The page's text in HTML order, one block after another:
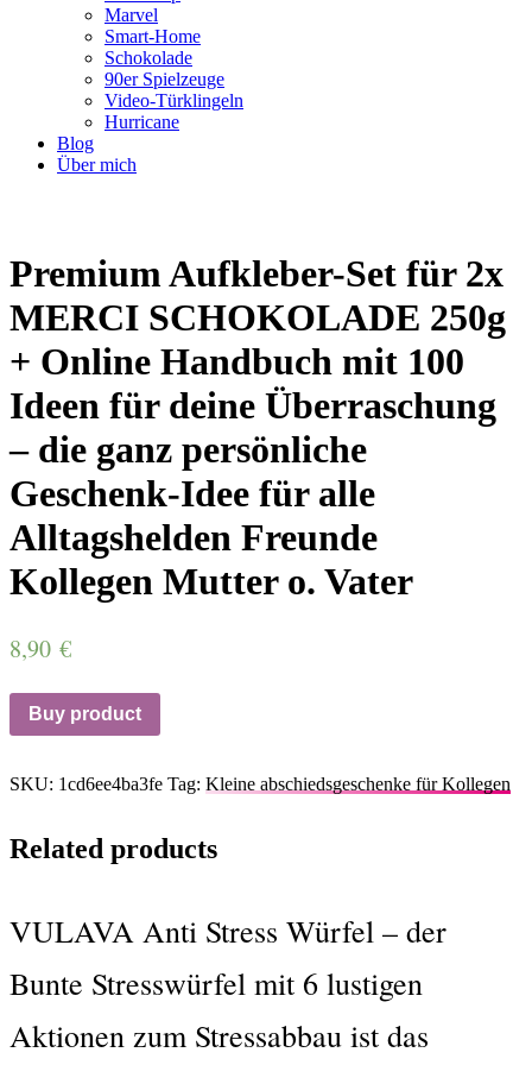
Marvel
Smart-Home
Schokolade
90er Spielzeuge
Video-Türklingeln
Hurricane
Blog
Über mich
Premium Aufkleber-Set für 2x
MERCI SCHOKOLADE 250g
+ Online Handbuch mit 100
Ideen für deine Überraschung
– die ganz persönliche
Geschenk-Idee für alle
Alltagshelden Freunde
Kollegen Mutter o. Vater
8,90 €
Buy product
SKU: 1cd6ee4ba3fe Tag: Kleine abschiedsgeschenke für Kollegen
Related products
VULAVA Anti Stress Würfel – der
Bunte Stresswürfel mit 6 lustigen
Aktionen zum Stressabbau ist das